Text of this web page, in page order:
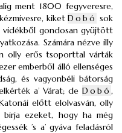
ment 1800 fegyveresre,
kiketDobó sok
vidékből gondosan gyüjtött
Számára nézve illy
olly erős tsoporttal várták
emberből álló ellenséges
és vagyonbéli bátorság
a’ Várat; deDobó,
előtt elolvasván, olly
ezeket, hogy ha még
’s a’ gyáva feladásról